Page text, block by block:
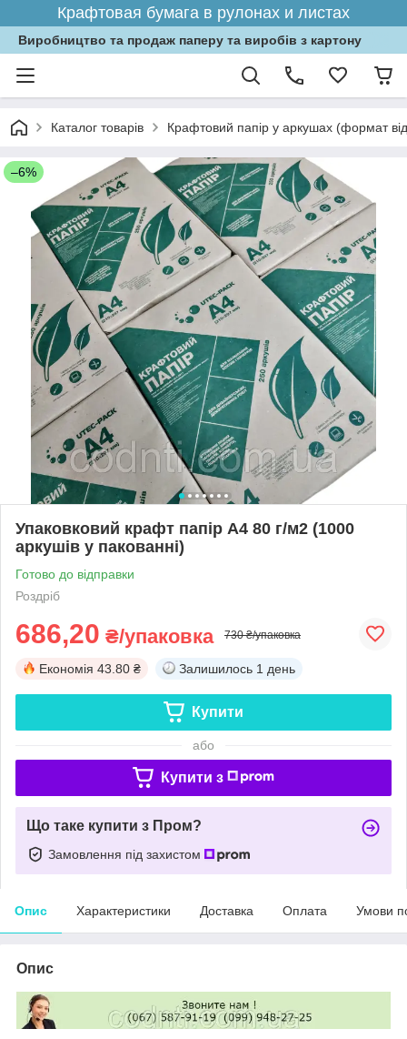
Крафтовая бумага в рулонах и листах
Виробництво та продаж паперу та виробів з картону
Каталог товарів Крафтовий папір у аркушах (формат
–6%
Упаковковий крафт папір А4 80 г/м2 (1000
аркушів у пакованні)
Готово до відправки
Роздріб
686,20 ₴/упаковка 730 ₴/упаковка
Економія 43.80 ₴ Залишилось 1 день
Купити
або
Купити з
Що таке купити з Пром?
Замовлення під захистом
Опис Характеристики Доставка Оплата Умови
Опис